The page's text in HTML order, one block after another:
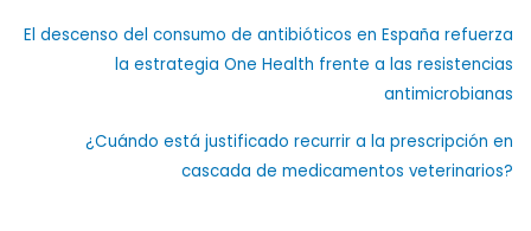
El descenso del consumo de antibióticos en España refuerza
la estrategia One Health frente a las resistencias
antimicrobianas
¿Cuándo está justificado recurrir a la prescripción en
cascada de medicamentos veterinarios?